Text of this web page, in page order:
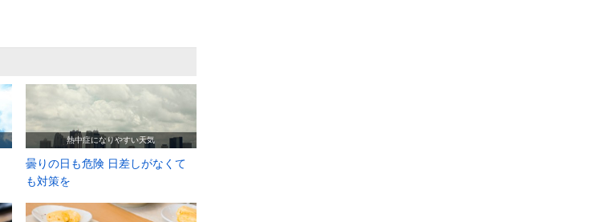
曇りの日も危険 日差しがなくて
も対策を
熱中症になりやすい天気